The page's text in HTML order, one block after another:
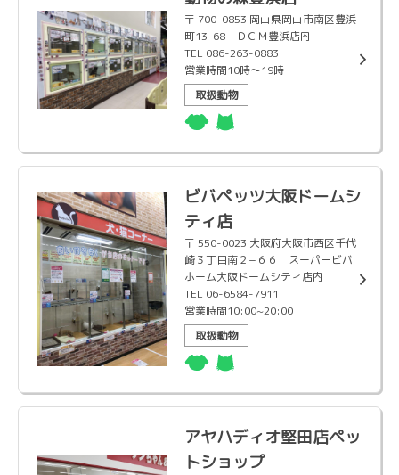
〒 700-0853 岡山県岡山市南区豊浜
町13-68 ＤＣＭ豊浜店内
TEL 086-263-0883
営業時間10時〜19時
取扱動物
ビバペッツ大阪ドームシ
ティ店
〒 550-0023 大阪府大阪市西区千代
崎３丁目南２−６６ スーパービバ
ホーム大阪ドームシティ店内
TEL 06-6584-7911
営業時間10:00~20:00
取扱動物
アヤハディオ堅田店ペッ
トショップ